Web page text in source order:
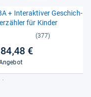
+ Inter­ak­ti­ver Geschich­
für Kin­der
(377)
84,48 €